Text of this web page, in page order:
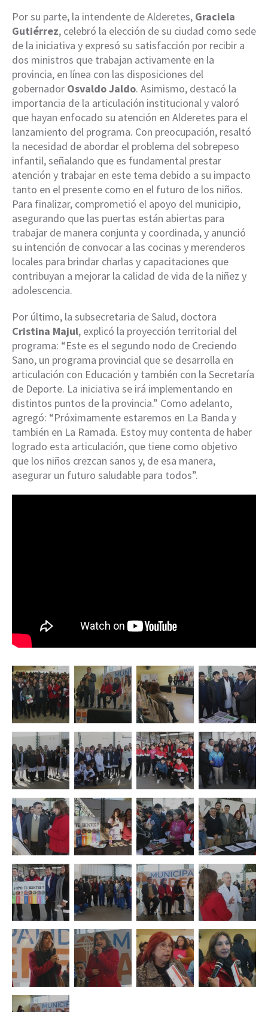
Por su parte, la intendente de Alderetes, Graciela
Gutiérrez, celebró la elección de su ciudad como sede
de la iniciativa y expresó su satisfacción por recibir a
dos ministros que trabajan activamente en la
provincia, en línea con las disposiciones del
gobernador Osvaldo Jaldo. Asimismo, destacó la
importancia de la articulación institucional y valoró
que hayan enfocado su atención en Alderetes para el
lanzamiento del programa. Con preocupación, resaltó
la necesidad de abordar el problema del sobrepeso
infantil, señalando que es fundamental prestar
atención y trabajar en este tema debido a su impacto
tanto en el presente como en el futuro de los niños.
Para finalizar, comprometió el apoyo del municipio,
asegurando que las puertas están abiertas para
trabajar de manera conjunta y coordinada, y anunció
su intención de convocar a las cocinas y merenderos
locales para brindar charlas y capacitaciones que
contribuyan a mejorar la calidad de vida de la niñez y
adolescencia.
Por último, la subsecretaria de Salud, doctora
Cristina Majul, explicó la proyección territorial del
programa: “Este es el segundo nodo de Creciendo
Sano, un programa provincial que se desarrolla en
articulación con Educación y también con la Secretaría
de Deporte. La iniciativa se irá implementando en
distintos puntos de la provincia.” Como adelanto,
agregó: “Próximamente estaremos en La Banda y
también en La Ramada. Estoy muy contenta de haber
logrado esta articulación, que tiene como objetivo
que los niños crezcan sanos y, de esa manera,
asegurar un futuro saludable para todos”.